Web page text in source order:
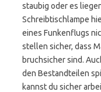
staubig oder es
Schreibtischlampe
eines Funkenflugs
stellen sicher, dass
bruchsicher sind.
den Bestandteilen
kannst du sicher